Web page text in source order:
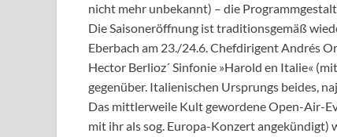
nicht mehr unbekannt) – die
Die Saisoneröffnung ist traditionsgemäß
Eberbach am 23./24.6. Chefdirigent Andrés
Hector Berlioz´ Sinfonie »Harold en Italie«
gegenüber. Italienischen Ursprungs beides,
Das mittlerweile Kult gewordene Open-Air-
mit ihr als sog. Europa-Konzert angekündigt)